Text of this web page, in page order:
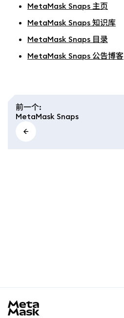
MetaMask Snaps 主页
MetaMask Snaps 知识库
MetaMask Snaps 目录
MetaMask Snaps 公告博客
前一个:
MetaMask Snaps